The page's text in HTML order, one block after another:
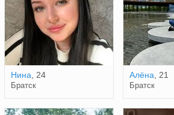
Нина , 24
Братск
Алёна , 21
Братск